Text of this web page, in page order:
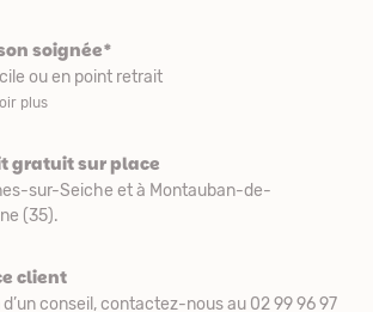
soignée*
ou en point retrait
plus
gratuit sur place
sur-Seiche et à Montauban-de-
(35).
client
d’un conseil, contactez-nous au 02 99 96 97